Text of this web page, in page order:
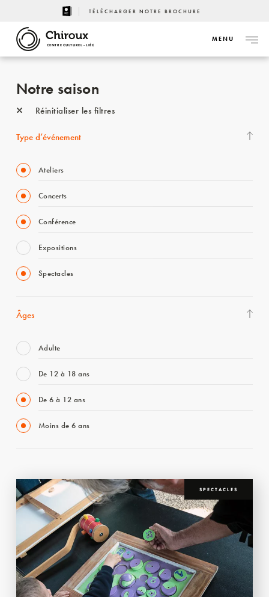
TÉLÉCHARGER NOTRE BROCHURE
CENTRE CULTUREL - LIÈGE
MENU
Notre saison
Réinitialiser les filtres
Type d’événement
Ateliers
Concerts
Conférence
Expositions
Spectacles
Âges
Adulte
De 12 à 18 ans
De 6 à 12 ans
Moins de 6 ans
SPECTACLES